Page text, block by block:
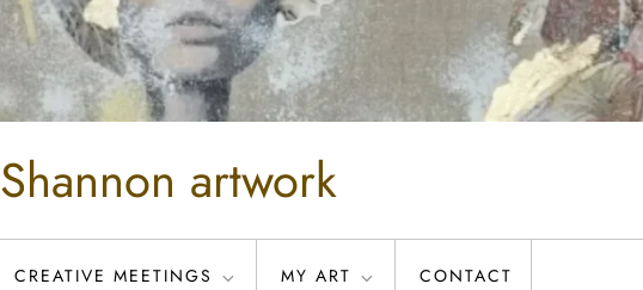
Shannon artwork
CREATIVE MEETINGS MY ART CONTACT